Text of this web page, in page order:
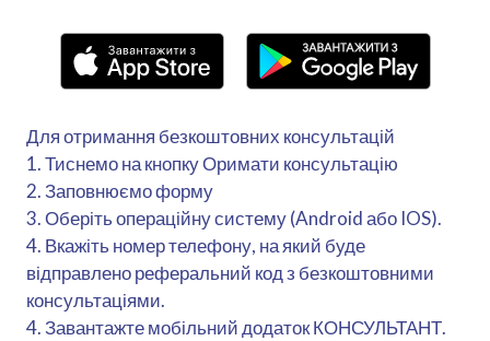
Для отримання безкоштовних консультацій
1. Тиснемо на кнопку Оримати консультацію
2. Заповнюємо форму
3. Оберіть операційну систему (Android або IOS).
4. Вкажіть номер телефону, на який буде
відправлено реферальний код з безкоштовними
консультаціями.
4. Завантажте мобільний додаток КОНСУЛЬТАНТ.